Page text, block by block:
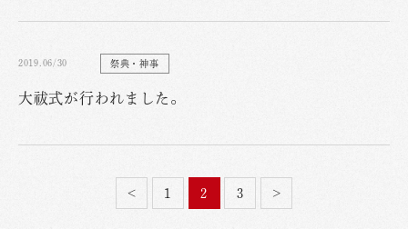
2019.06/30 祭典・神事
大祓式が行われました。
< 1 2 3 >